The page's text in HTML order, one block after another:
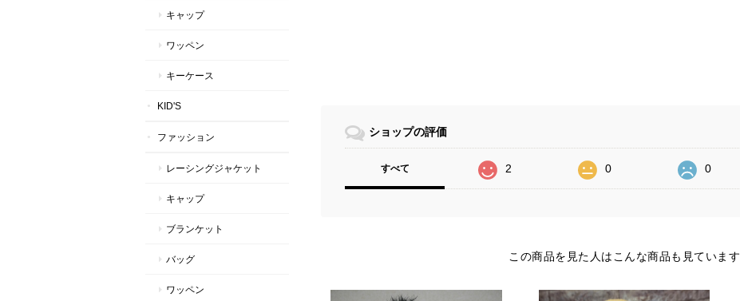
ショップの評価
すべて 2 0 0
この商品を見た人はこんな商品も見ています
キャップ
ワッペン
キーケース
KID'S
ファッション
レーシングジャケット
キャップ
ブランケット
バッグ
ワッペン